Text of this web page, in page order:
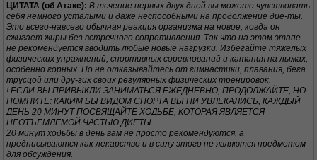
ЦИТАТА (об Атаке): В течение первых двух дней вы можете чувствовать
себя немного усталыми и даже неспособными на продолжение дие-ты.
Это всего-навсего обычная реакция организма на новое, когда он
сжигает жиры без встречного сопротивления. Так что на этом этапе
не рекомендуется вводить любые новые нагрузки. Избегайте тяжелых
физических упражнений, спортивных соревнований и катания на лыжах,
особенно горных. Но не отказывайтесь от гимнастики, плавания, бега
трусцой или дру-гих своих регулярных физических тренировок.
! ЕСЛИ ВЫ ПРИВЫКЛИ ЗАНИМАТЬСЯ ЕЖЕДНЕВНО, ПРОДОЛЖАЙТЕ, НО
ПОМНИТЕ: КАКИМ БЫ ВИДОМ СПОРТА ВЫ НИ УВЛЕКАЛИСЬ, КАЖДЫЙ
ДЕНЬ 20 МИНУТ ПОСВЯЩАЙТЕ ХОДЬБЕ, КОТОРАЯ ЯВЛЯЕТСЯ
НЕОТЪЕМЛЕМОЙ ЧАСТЬЮ ДИЕТЫ.
20 минут ходьбы в день вам не просто рекомендуются, а
предписываются как лекарство и в силу этого не являются предметом
для обсуждения.